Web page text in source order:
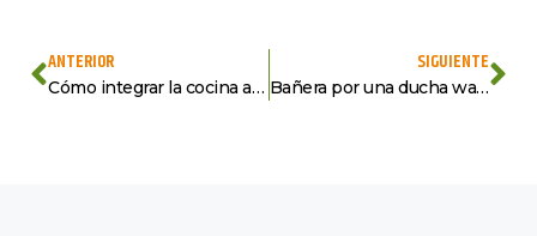
ANTERIOR
Cómo integrar la cocina al salón con una barra americana
SIGUIENTE
Bañera por una ducha walk-in con mampara de vidrio